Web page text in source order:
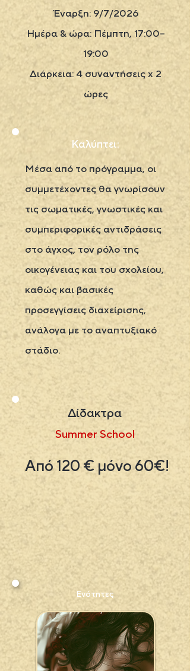
Έναρξη: 9/7/2026
Ημέρα & ώρα: Πέμπτη, 17:00–
19:00
Διάρκεια: 4 συναντήσεις x 2
ώρες
Καλύπτει:
Μέσα από το πρόγραμμα, οι
συμμετέχοντες θα γνωρίσουν
τις σωματικές, γνωστικές και
συμπεριφορικές αντιδράσεις
στο άγχος, τον ρόλο της
οικογένειας και του σχολείου,
καθώς και βασικές
προσεγγίσεις διαχείρισης,
ανάλογα με το αναπτυξιακό
στάδιo.
Δίδακτρα
Summer School
Από 120 € μόνο 60€!
Ενότητες